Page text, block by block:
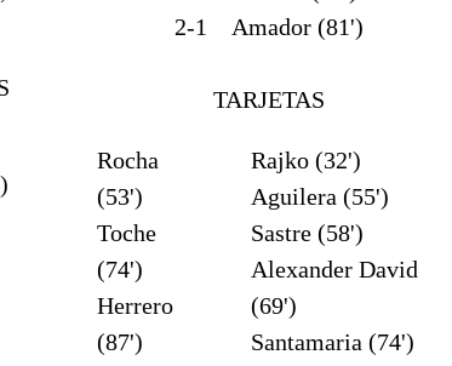
2-1
Amador (81')
TARJETAS
Rocha
(53')
Toche
(74')
Herrero
(87')
Rajko (32')
Aguilera (55')
Sastre (58')
Alexander David
(69')
Santamaria (74')